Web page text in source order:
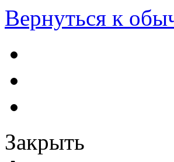
Вернуться к
Закрыть